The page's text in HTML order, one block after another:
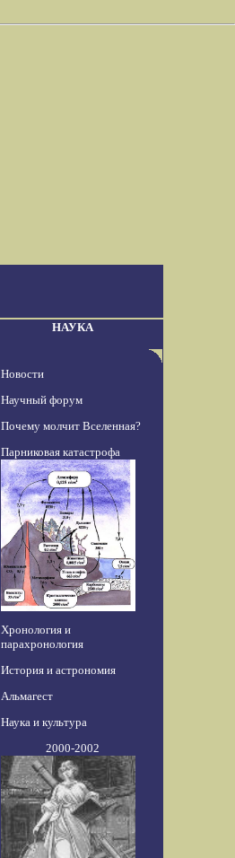
НАУКА
Новости
Научный форум
Почему молчит Вселенная?
Парниковая катастрофа
Хронология и
парахронология
История и астрономия
Альмагест
Наука и культура
2000-2002